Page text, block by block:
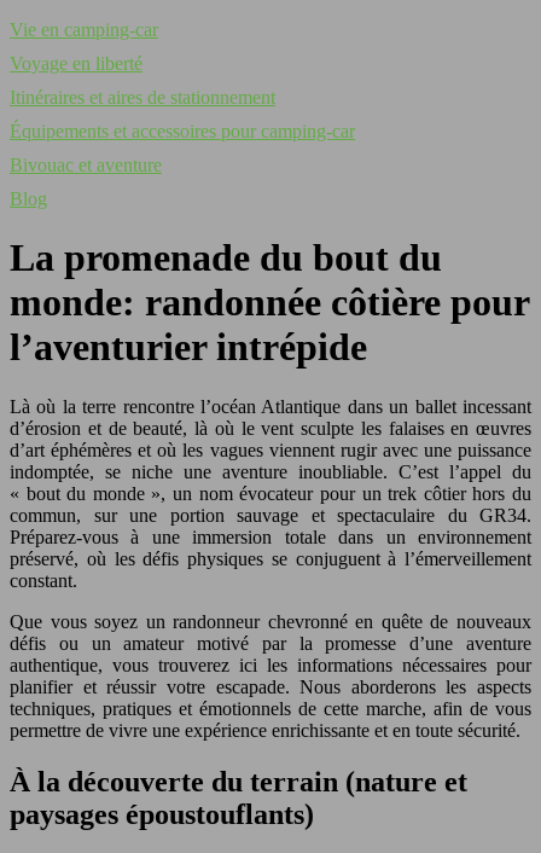
Vie en camping-car
Voyage en liberté
Itinéraires et aires de stationnement
Équipements et accessoires pour camping-car
Bivouac et aventure
Blog
La promenade du bout du
monde: randonnée côtière pour
l’aventurier intrépide
Là où la terre rencontre l’océan Atlantique dans un ballet incessant
d’érosion et de beauté, là où le vent sculpte les falaises en œuvres
d’art éphémères et où les vagues viennent rugir avec une puissance
indomptée, se niche une aventure inoubliable. C’est l’appel du
« bout du monde », un nom évocateur pour un trek côtier hors du
commun, sur une portion sauvage et spectaculaire du GR34.
Préparez-vous à une immersion totale dans un environnement
préservé, où les défis physiques se conjuguent à l’émerveillement
constant.
Que vous soyez un randonneur chevronné en quête de nouveaux
défis ou un amateur motivé par la promesse d’une aventure
authentique, vous trouverez ici les informations nécessaires pour
planifier et réussir votre escapade. Nous aborderons les aspects
techniques, pratiques et émotionnels de cette marche, afin de vous
permettre de vivre une expérience enrichissante et en toute sécurité.
À la découverte du terrain (nature et
paysages époustouflants)